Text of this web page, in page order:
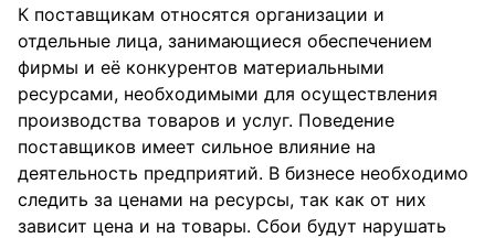
К поставщикам относятся организации и
отдельные лица, занимающиеся обеспечением
фирмы и её конкурентов материальными
ресурсами, необходимыми для осуществления
производства товаров и услуг. Поведение
поставщиков имеет сильное влияние на
деятельность предприятий. В бизнесе необходимо
следить за ценами на ресурсы, так как от них
зависит цена и на товары. Сбои будут нарушать